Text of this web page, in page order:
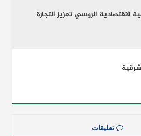
الاقتصادية الروسي تعزيز التجارة
تعليقات